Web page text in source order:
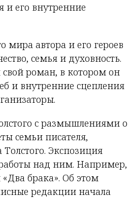
и его внутренние
мира автора и его героев
семья и духовность.
роман, в котором он
и внутренние сцепления
с размышлениями о
семьи писателя,
Экспозиция
работы над ним. Например,
брака». Об этом
редакции начала